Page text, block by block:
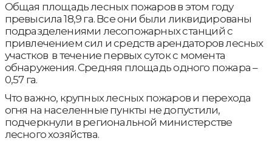
Общая площадь лесных пожаров в этом году
превысила 18,9 га. Все они были ликвидированы
подразделениями лесопожарных станций с
привлечением сил и средств арендаторов лесных
участков в течение первых суток с момента
обнаружения. Средняя площадь одного пожара –
0,57 га.
Что важно, крупных лесных пожаров и перехода
огня на населенные пункты не допустили,
подчеркнули в региональной министерстве
лесного хозяйства.